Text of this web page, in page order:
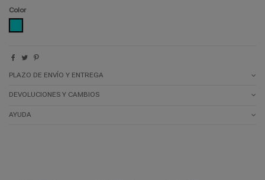
Color
PLAZO DE ENVÍO Y ENTREGA
DEVOLUCIONES Y CAMBIOS
AYUDA